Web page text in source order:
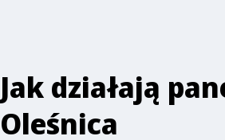
Jak działają
Oleśnica